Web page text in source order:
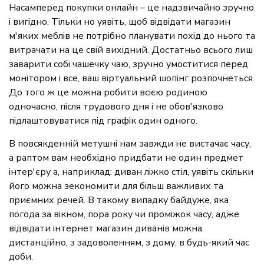
Насамперед покупки онлайн – це надзвичайно зручно
і вигідно. Тільки но уявіть, щоб відвідати магазин
м'яких меблів не потрібно планувати похід до нього та
витрачати на це свій вихідний. Достатньо всього лиш
заварити собі чашечку чаю, зручно умоститися перед
монітором і все, ваш віртуальний шопінг розпочнеться.
До того ж це можна робити всією родиною
одночасно, після трудового дня і не обов'язково
підлаштовуватися під графік один одного.
В повсякденній метушні нам завжди не вистачає часу,
а раптом вам необхідно придбати не один предмет
інтер'єру а, наприклад: диван ліжко стіл, уявіть скільки
його можна зекономити для більш важливих та
приємних речей. В такому випадку байдуже, яка
погода за вікном, пора року чи проміжок часу, адже
відвідати інтернет магазин диванів можна
дистанційно, з задоволенням, з дому, в будь-який час
доби.